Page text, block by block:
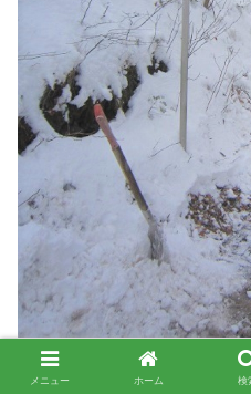
メニュー ホーム 検